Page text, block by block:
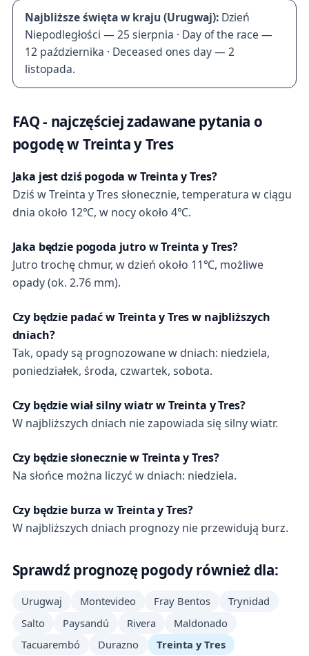
Najbliższe święta w kraju (Urugwaj): Dzień
Niepodległości — 25 sierpnia · Day of the race —
12 października · Deceased ones day — 2
listopada.
FAQ - najczęściej zadawane pytania o
pogodę w Treinta y Tres
Jaka jest dziś pogoda w Treinta y Tres?
Dziś w Treinta y Tres słonecznie, temperatura w ciągu
dnia około 12℃, w nocy około 4℃.
Jaka będzie pogoda jutro w Treinta y Tres?
Jutro trochę chmur, w dzień około 11℃, możliwe
opady (ok. 2.76 mm).
Czy będzie padać w Treinta y Tres w najbliższych
dniach?
Tak, opady są prognozowane w dniach: niedziela,
poniedziałek, środa, czwartek, sobota.
Czy będzie wiał silny wiatr w Treinta y Tres?
W najbliższych dniach nie zapowiada się silny wiatr.
Czy będzie słonecznie w Treinta y Tres?
Na słońce można liczyć w dniach: niedziela.
Czy będzie burza w Treinta y Tres?
W najbliższych dniach prognozy nie przewidują burz.
Sprawdź prognozę pogody również dla:
Urugwaj Montevideo Fray Bentos
Trynidad
Salto
Paysandú Rivera
Maldonado
Tacuarembó
Durazno Treinta y Tres